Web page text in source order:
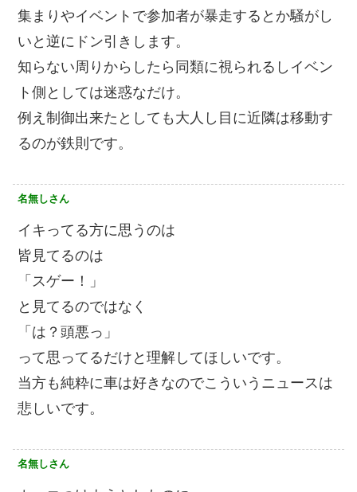
集まりやイベントで参加者が暴走するとか騒がし
いと逆にドン引きします。
知らない周りからしたら同類に視られるしイベン
ト側としては迷惑なだけ。
例え制御出来たとしても大人し目に近隣は移動す
るのが鉄則です。
名無しさん
イキってる方に思うのは
皆見てるのは
「スゲー！」
と見てるのではなく
「は？頭悪っ」
って思ってるだけと理解してほしいです。
当方も純粋に車は好きなのでこういうニュースは
悲しいです。
名無しさん